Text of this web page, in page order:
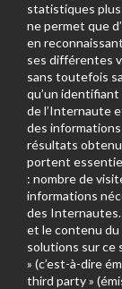
statistiques plus
ne permet que d’affiner
en
ses différentes
sans toutefois
qu’un identifiant alphanumérique unique propre à un dispositif
de l’Internaute
des
résultats
portent
: nombre de
informations
des Internautes. Ils
et le contenu
solutions sur ce
» (c’est-à-dire
third party » (émis par l’une url